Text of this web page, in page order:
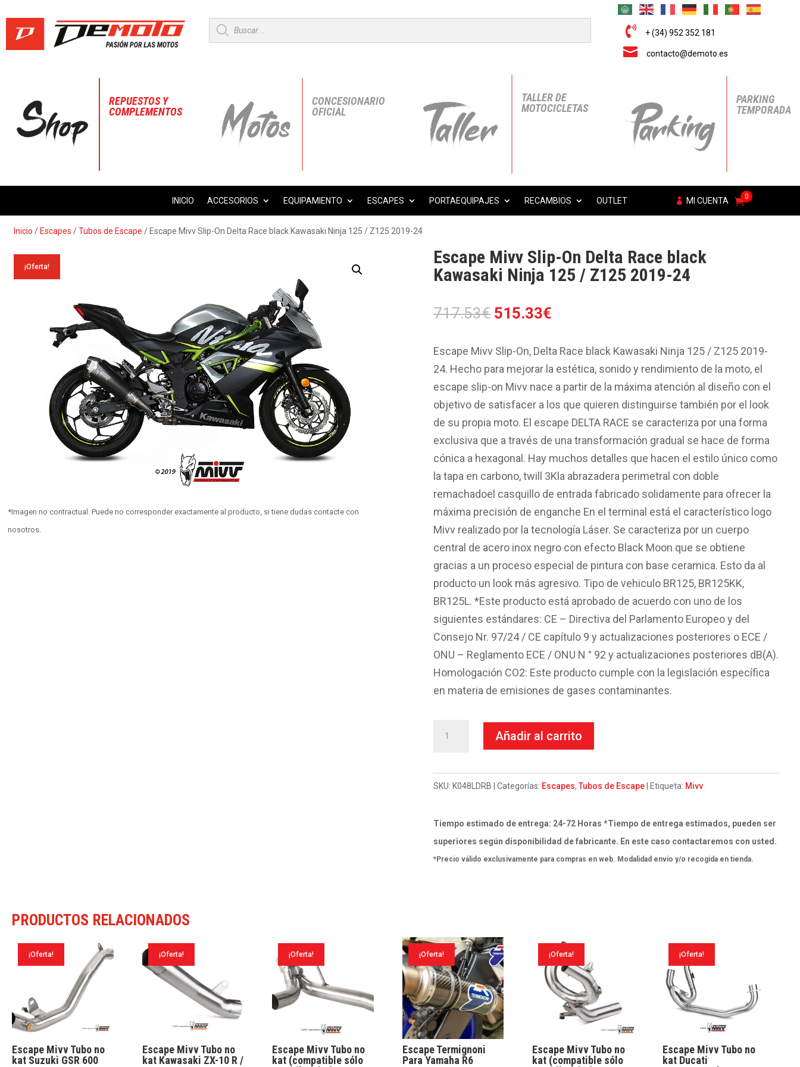
Búsqueda
de
productos
 + (34) 952 352 181
 contacto@demoto.es
REPUESTOS Y
COMPLEMENTOS
CONCESIONARIO
OFICIAL
TALLER DE
MOTOCICLETAS
PARKING
TEMPORADA
INICIO ACCESORIOS EQUIPAMIENTO ESCAPES PORTAEQUIPAJES RECAMBIOS OUTLET MI CUENTA 0
Inicio / Escapes /Tubos de Escape / Escape Mivv Slip-On Delta Race black Kawasaki Ninja 125 / Z125 2019-24
¡Oferta!
*Imagen no contractual. Puede no corresponder exactamente al producto, si tiene dudas contacte con
nosotros.
Escape Mivv Slip-On Delta Race black
Kawasaki Ninja 125 / Z125 2019-24
717.53€ El
original
era:
717.53€.
515.33€
actual
es:
515.33€.
Escape Mivv Slip-On, Delta Race black Kawasaki Ninja 125 / Z125 2019-
24. Hecho para mejorar la estética, sonido y rendimiento de la moto, el
escape slip-on Mivv nace a partir de la máxima atención al diseño con el
objetivo de satisfacer a los que quieren distinguirse también por el look
de su propia moto. El escape DELTA RACE se caracteriza por una forma
exclusiva que a través de una transformación gradual se hace de forma
cónica a hexagonal. Hay muchos detalles que hacen el estilo único como
la tapa en carbono, twill 3Kla abrazadera perimetral con doble
remachadoel casquillo de entrada fabricado solidamente para ofrecer la
máxima precisión de enganche En el terminal está el característico logo
Mivv realizado por la tecnología Láser. Se caracteriza por un cuerpo
central de acero inox negro con efecto Black Moon que se obtiene
gracias a un proceso especial de pintura con base ceramica. Esto da al
producto un look más agresivo. Tipo de vehiculo BR125, BR125KK,
BR125L. *Este producto está aprobado de acuerdo con uno de los
siguientes estándares: CE – Directiva del Parlamento Europeo y del
Consejo Nr. 97/24 / CE capítulo 9 y actualizaciones posteriores o ECE /
ONU – Reglamento ECE / ONU N ° 92 y actualizaciones posteriores dB(A).
Homologación CO2: Este producto cumple con la legislación específica
en materia de emisiones de gases contaminantes.
On
Race
black
Kawasaki
2019-
24
cantidad
Añadir al carrito
SKU:K048LDRB Categorías: Escapes,Tubos de Escape Etiqueta: Mivv
Tiempo estimado de entrega: 24-72 Horas *Tiempo de entrega estimados, pueden ser
superiores según disponibilidad de fabricante. En este caso contactaremos con usted.
*Precio válido exclusivamente para compras en web. Modalidad envío y/o recogida en tienda.
PRODUCTOS RELACIONADOS
¡Oferta!
Escape Mivv Tubo no
kat Suzuki GSR 600
¡Oferta!
Escape Mivv Tubo no
kat Kawasaki ZX-10 R /
¡Oferta!
Escape Mivv Tubo no
kat (compatible sólo
¡Oferta!
Escape Termignoni
Para Yamaha R6
¡Oferta!
Escape Mivv Tubo no
kat (compatible sólo
¡Oferta!
Escape Mivv Tubo no
kat Ducati